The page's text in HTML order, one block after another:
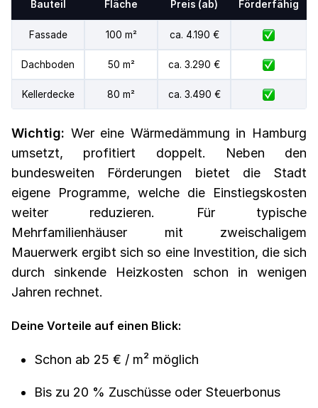
Bauteil Fläche Preis (ab) Förderfähig
Fassade 100 m² ca. 4.190 €
Dachboden 50 m² ca. 3.290 €
Kellerdecke 80 m² ca. 3.490 €
Wichtig: Wer eine Wärmedämmung in Hamburg
umsetzt, profitiert doppelt. Neben den
bundesweiten Förderungen bietet die Stadt
eigene Programme, welche die Einstiegskosten
weiter reduzieren. Für typische
Mehrfamilienhäuser mit zweischaligem
Mauerwerk ergibt sich so eine Investition, die sich
durch sinkende Heizkosten schon in wenigen
Jahren rechnet.
Deine Vorteile auf einen Blick:
Schon ab 25 € / m² möglich
Bis zu 20 % Zuschüsse oder Steuerbonus